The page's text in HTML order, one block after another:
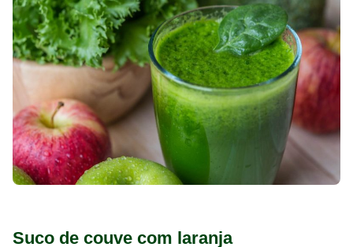
Suco de couve com laranja